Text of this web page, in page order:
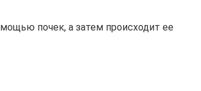
почек, а затем происходит ее